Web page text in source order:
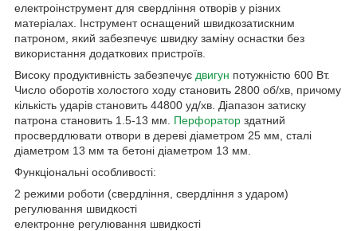
електроінструмент для свердління отворів у різних
матеріалах. Інструмент оснащений швидкозатискним
патроном, який забезпечує швидку заміну оснастки без
використання додаткових пристроїв.
Високу продуктивність забезпечує двигун потужністю 600 Вт.
Число оборотів холостого ходу становить 2800 об/хв, причому
кількість ударів становить 44800 уд/хв. Діапазон затиску
патрона становить 1.5-13 мм. Перфоратор здатний
просвердлювати отвори в дереві діаметром 25 мм, сталі
діаметром 13 мм та бетоні діаметром 13 мм.
Функціональні особливості:
2 режими роботи (свердління, свердління з ударом)
регулювання швидкості
електронне регулювання швидкості